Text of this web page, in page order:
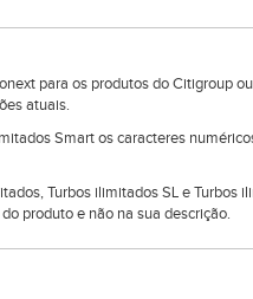
para os produtos do Citigroup
atuais.
Smart os caracteres
Turbos ilimitados SL e Turbos
produto e não na sua descrição.